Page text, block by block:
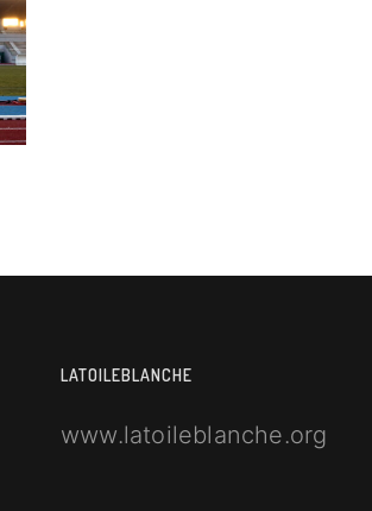
LATOILEBLANCHE
www.latoileblanche.org